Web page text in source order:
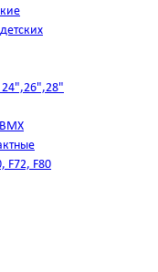
F72, F80